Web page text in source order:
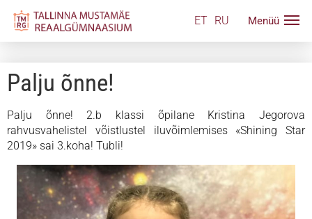
ET RU
Palju õnne!
Palju õnne! 2.b klassi õpilane Kristina Jegorova
rahvusvahelistel võistlustel iluvõimlemises «Shining Star
2019» sai 3.koha! Tubli!